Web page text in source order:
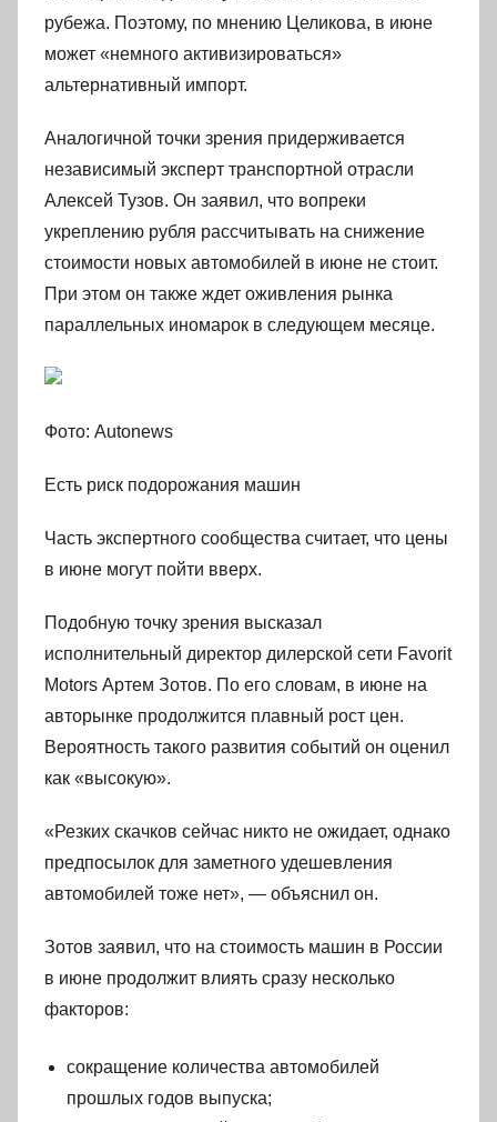
рубежа. Поэтому, по мнению Целикова, в июне
может «немного активизироваться»
альтернативный импорт.
Аналогичной точки зрения придерживается
независимый эксперт транспортной отрасли
Алексей Тузов. Он заявил, что вопреки
укреплению рубля рассчитывать на снижение
стоимости новых автомобилей в июне не стоит.
При этом он также ждет оживления рынка
параллельных иномарок в следующем месяце.
Фото: Autonews
Есть риск подорожания машин
Часть экспертного сообщества считает, что цены
в июне могут пойти вверх.
Подобную точку зрения высказал
исполнительный директор дилерской сети Favorit
Motors Артем Зотов. По его словам, в июне на
авторынке продолжится плавный рост цен.
Вероятность такого развития событий он оценил
как «высокую».
«Резких скачков сейчас никто не ожидает, однако
предпосылок для заметного удешевления
автомобилей тоже нет», — объяснил он.
Зотов заявил, что на стоимость машин в России
в июне продолжит влиять сразу несколько
факторов:
сокращение количества автомобилей
прошлых годов выпуска;